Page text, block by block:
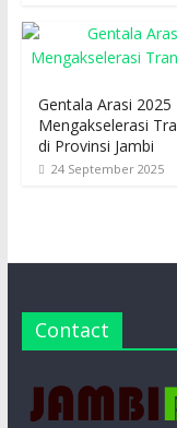
Gentala Arasi
Mengakselerasi
di Provinsi Jambi
24 September 2025
Contact